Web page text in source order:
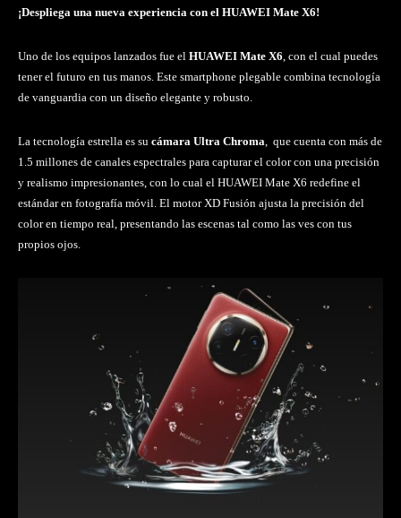
¡Despliega una nueva experiencia con el HUAWEI Mate X6!
Uno de los equipos lanzados fue el HUAWEI Mate X6, con el cual puedes
tener el futuro en tus manos. Este smartphone plegable combina tecnología
de vanguardia con un diseño elegante y robusto.
La tecnología estrella es su cámara Ultra Chroma, que cuenta con más de
1.5 millones de canales espectrales para capturar el color con una precisión
y realismo impresionantes, con lo cual el HUAWEI Mate X6 redefine el
estándar en fotografía móvil. El motor XD Fusión ajusta la precisión del
color en tiempo real, presentando las escenas tal como las ves con tus
propios ojos.